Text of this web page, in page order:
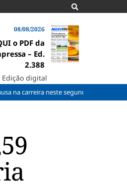
08/08/2026
o PDF da
– Ed.
2.388
Edição digital
neste segundo semestre